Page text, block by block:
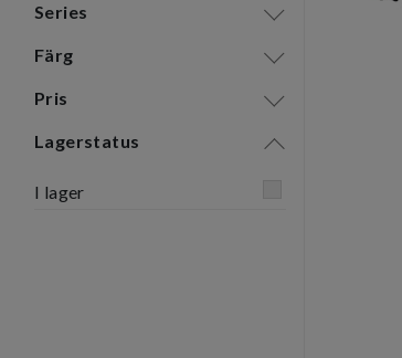
Series
Färg
Pris
Lagerstatus
I lager